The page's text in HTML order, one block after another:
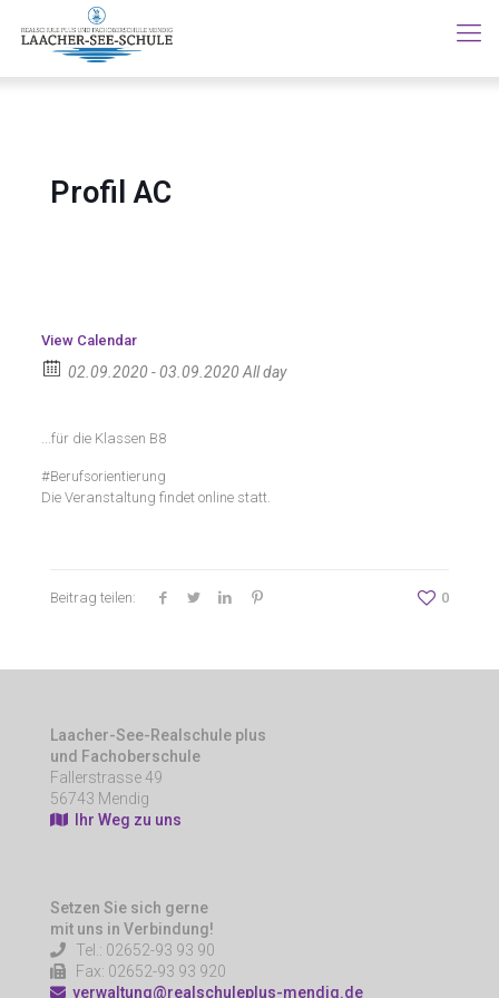
Profil AC
View Calendar
02.09.2020 - 03.09.2020 All day
...für die Klassen B8
#Berufsorientierung
Die Veranstaltung findet online statt.
Beitrag teilen: 0
Laacher-See-Realschule plus
und Fachoberschule
Fallerstrasse 49
56743 Mendig
Ihr Weg zu uns
Setzen Sie sich gerne
mit uns in Verbindung!
Tel.: 02652-93 93 90
Fax: 02652-93 93 920
verwaltung@realschuleplus-mendig.de